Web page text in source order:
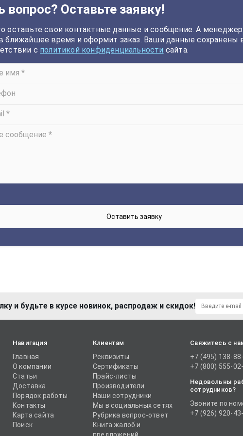
вопрос? Оставьте заявку!
оставьте свои контактные данные и сообщение. А
ближайшее время и оформит заказ. Ваши данные сохранены
с политикой конфиденциальности сайта.
и будьте в курсе новинок, распродаж и скидок!
Навигация
Главная
О компании
Статьи
Доставка
Порядок работы
Контакты
Карта сайта
Поиск
Клиентам
Реквизиты
Сертификаты
Прайс-листы
Производители
Наши сотрудники
Мы в социальных сетях
Рубрика вопрос-ответ
Книга жалоб и
Свяжитесь с
+7 (495) 138-
+7 (800) 555-
Недовольны
сотрудников?
Звоните по
+7 (926) 920-